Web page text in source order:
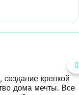
крепкой
дома мечты. Все